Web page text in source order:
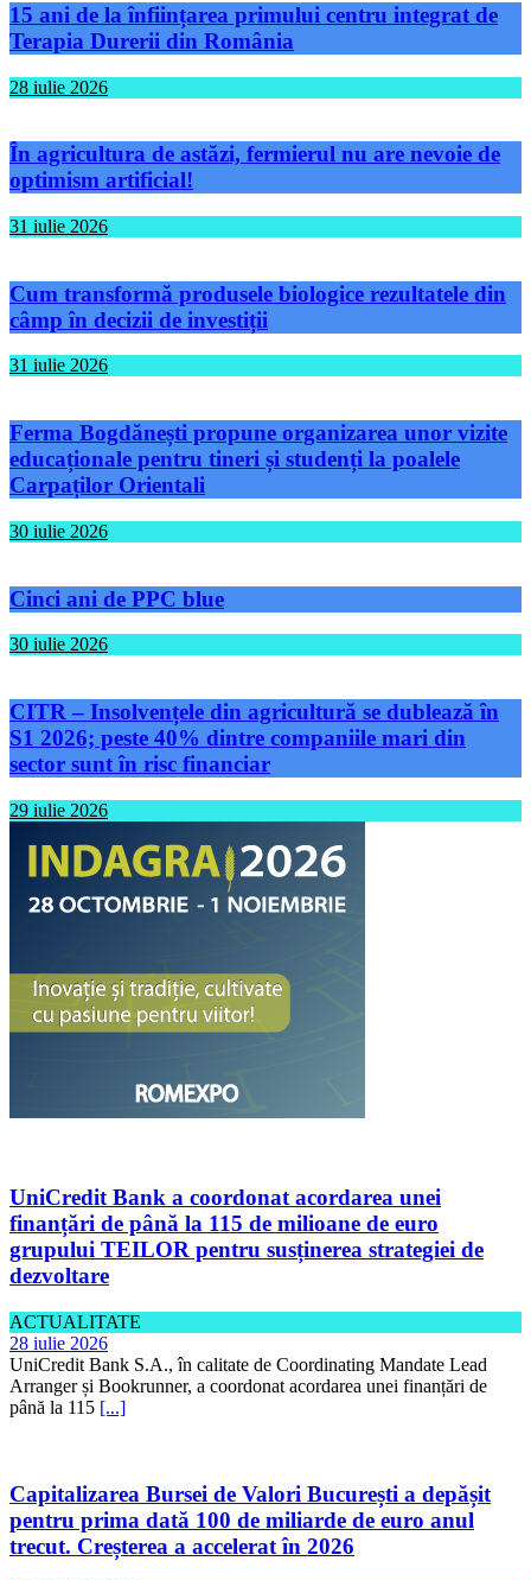
15 ani de la înființarea primului centru integrat de
Terapia Durerii din România
28 iulie 2026
În agricultura de astăzi, fermierul nu are nevoie de
optimism artificial!
31 iulie 2026
Cum transformă produsele biologice rezultatele din
câmp în decizii de investiții
31 iulie 2026
Ferma Bogdănești propune organizarea unor vizite
educaționale pentru tineri și studenți la poalele
Carpaților Orientali
30 iulie 2026
Cinci ani de PPC blue
30 iulie 2026
CITR – Insolvențele din agricultură se dublează în
S1 2026; peste 40% dintre companiile mari din
sector sunt în risc financiar
29 iulie 2026
UniCredit Bank a coordonat acordarea unei
finanțări de până la 115 de milioane de euro
grupului TEILOR pentru susținerea strategiei de
dezvoltare
ACTUALITATE
28 iulie 2026
UniCredit Bank S.A., în calitate de Coordinating Mandate Lead
Arranger și Bookrunner, a coordonat acordarea unei finanțări de
până la 115 [...]
Capitalizarea Bursei de Valori București a depășit
pentru prima dată 100 de miliarde de euro anul
trecut. Creșterea a accelerat în 2026